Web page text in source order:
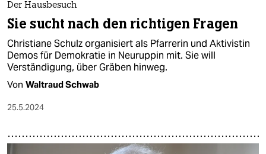
Der Hausbesuch
Sie sucht nach den richtigen Fragen
Christiane Schulz organisiert als Pfarrerin und Aktivistin
Demos für Demokratie in Neuruppin mit. Sie will
Verständigung, über Gräben hinweg.
Von Waltraud Schwab
25.5.2024